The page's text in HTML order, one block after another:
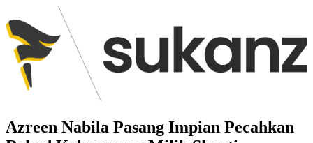
Azreen Nabila Pasang Impian Pecahkan